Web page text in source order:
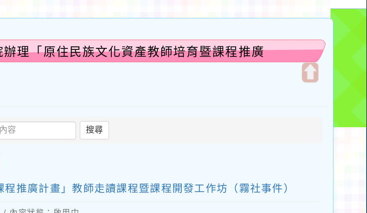
理「原住民族文化資產教師培育暨課程推廣
搜尋
推廣計畫」教師走讀課程暨課程開發工作坊（霧社事件）